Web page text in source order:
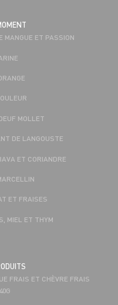
MANGUE ET PASSION
MOLLET
DE LANGOUSTE
ET CORIANDRE
ET FRAISES
MIEL ET THYM
FRAIS ET CHÈVRE FRAIS